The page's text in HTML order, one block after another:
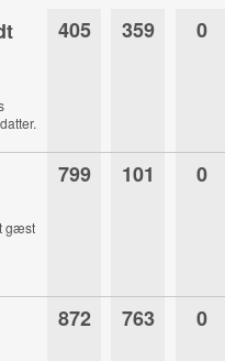
405 359 0
gæst
799 101 0
872 763 0